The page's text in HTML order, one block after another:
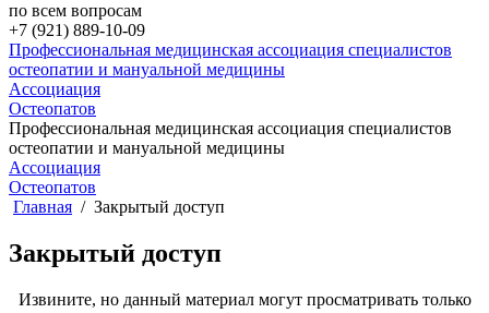
по всем вопросам
+7 (921) 889-10-09
Профессиональная медицинская ассоциация специалистов
остеопатии и мануальной медицины
Ассоциация
Остеопатов
Профессиональная медицинская ассоциация специалистов
остеопатии и мануальной медицины
Ассоциация
Остеопатов
Главная
Закрытый доступ
Закрытый доступ
Извините, но данный материал могут просматривать только